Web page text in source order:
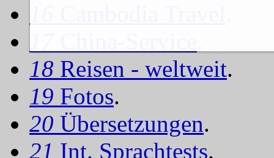
18 Reisen - weltweit.
19 Fotos.
20 Übersetzungen.
21 Int. Sprachtests.